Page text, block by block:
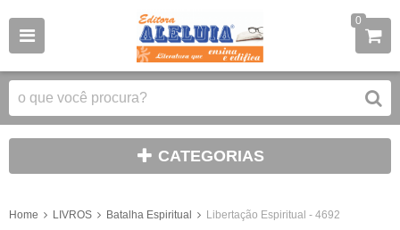
0
CATEGORIAS
Home LIVROS Batalha Espiritual Libertação Espiritual - 4692